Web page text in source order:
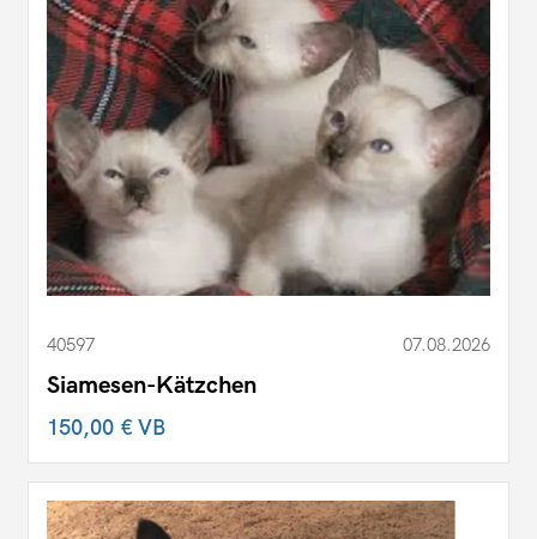
40597 07.08.2026
Siamesen-Kätzchen
150,00 €VB